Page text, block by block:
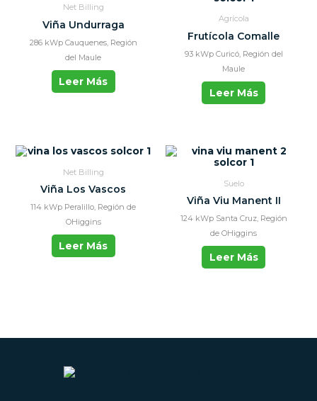
Net Billing
Viña Undurraga
286 kWp Cauquenes, Región
del Maule
Leer Más
Agrícola
Frutícola Comalle
93 kWp Curicó, Región del
Maule
Leer Más
Net Billing
Viña Los Vascos
114 kWp Peralillo, Región de
OHiggins
Leer Más
Suelo
Viña Viu Manent II
124 kWp Santa Cruz, Región
de OHiggins
Leer Más